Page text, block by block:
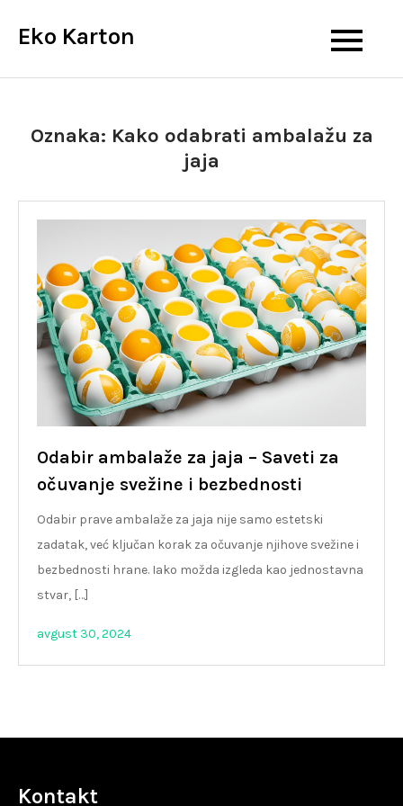
Eko Karton
Oznaka: Kako odabrati ambalažu za
jaja
Odabir ambalaže za jaja – Saveti za
očuvanje svežine i bezbednosti
Odabir prave ambalaže za jaja nije samo estetski
zadatak, već ključan korak za očuvanje njihove svežine i
bezbednosti hrane. Iako možda izgleda kao jednostavna
stvar, […]
avgust 30, 2024
Kontakt